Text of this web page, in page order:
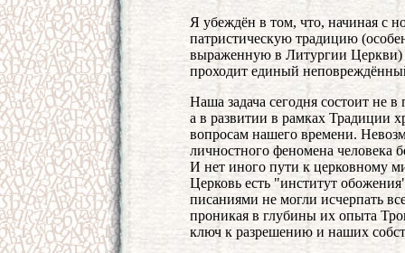
Я убеждён в том, что, начиная с
патристическую традицию
выраженную в Литургии Церкви)
проходит единый
Наша задача сегодня состоит не
а в развитии в рамках Традиции
вопросам нашего времени.
личностного феномена человека
И нет иного пути к церковному
Церковь есть "институт
писаниями не могли исчерпать
проникая в глубины их опыта
ключ к разрешению и наших